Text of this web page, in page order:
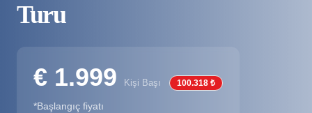
Turu
€ 1.999 Kişi Başı 100.318 ₺
*Başlangıç fiyatı